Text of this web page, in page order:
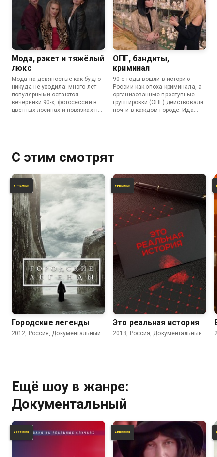
Мода, рэкет и тяжёлый
люкс
Мода на девяностые как будто
никуда не уходила: много лет
популярными остаются
вечеринки 90-х, фотосессии в
цветных лосинах и повязках на
разобраться, какой была мода в
те времена.
ОПГ, бандиты,
криминал
90-е годы вошли в историю
России как эпоха криминала, а
организованные преступные
группировки (ОПГ) действовали
почти в каждом городе. Ида
С этим смотрят
4.7
Городские легенды
2012, Россия, Документальный
Это реальная история
2018, Россия, Документальный
Ещё шоу в жанре:
Документальный